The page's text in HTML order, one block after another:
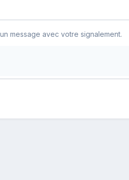
message avec votre signalement.